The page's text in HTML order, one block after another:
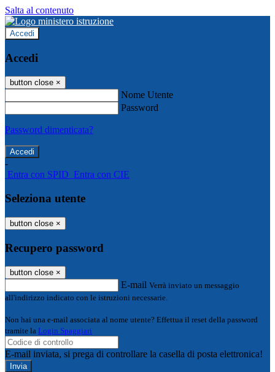
Salta al contenuto
Accedi
Accedi
button close ×
Nome Utente
Password
Password dimenticata?
-
Entra con SPID Entra con CIE
Seleziona utente
button close ×
Recupero password
button close ×
E-mail Verrà inviato un messaggio
all'indirizzo indicato con le istruzioni necessarie.
Non hai una e-mail associata al nome utente? Effettua il reset della password
tramite la Login Spaggiari
E-mail inviata, si prega di controllare la casella di posta elettronica!